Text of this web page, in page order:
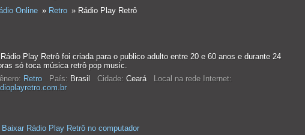
Online Retro Rádio Play Retrô
Play Retrô foi criada para o publico adulto entre 20 e 60 anos e durante 24
só toca música retrô pop music.
Retro País: Brasil Cidade: Ceará
Local na rede Internet:
Baixar Rádio Play Retrô no computador